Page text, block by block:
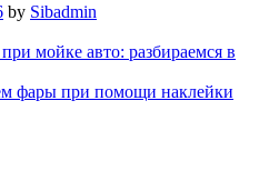
by Sibadmin
мойке авто: разбираемся в
фары при помощи наклейки